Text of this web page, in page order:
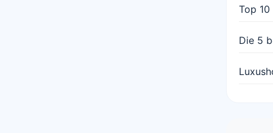
Top
Die 5